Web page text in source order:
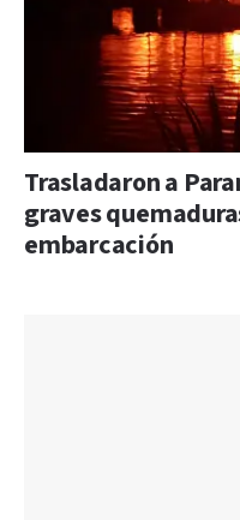
Trasladaron a
graves
embarcación